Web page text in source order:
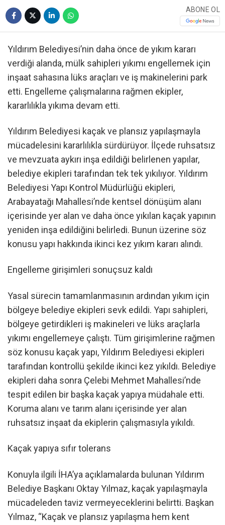
ABONE OL
Yıldırım Belediyesi’nin daha önce de yıkım kararı
verdiği alanda, mülk sahipleri yıkımı engellemek için
inşaat sahasına lüks araçları ve iş makinelerini park
etti. Engelleme çalışmalarına rağmen ekipler,
kararlılıkla yıkıma devam etti.
Yıldırım Belediyesi kaçak ve plansız yapılaşmayla
mücadelesini kararlılıkla sürdürüyor. İlçede ruhsatsız
ve mevzuata aykırı inşa edildiği belirlenen yapılar,
belediye ekipleri tarafından tek tek yıkılıyor. Yıldırım
Belediyesi Yapı Kontrol Müdürlüğü ekipleri,
Arabayatağı Mahallesi’nde kentsel dönüşüm alanı
içerisinde yer alan ve daha önce yıkılan kaçak yapının
yeniden inşa edildiğini belirledi. Bunun üzerine söz
konusu yapı hakkında ikinci kez yıkım kararı alındı.
Engelleme girişimleri sonuçsuz kaldı
Yasal sürecin tamamlanmasının ardından yıkım için
bölgeye belediye ekipleri sevk edildi. Yapı sahipleri,
bölgeye getirdikleri iş makineleri ve lüks araçlarla
yıkımı engellemeye çalıştı. Tüm girişimlerine rağmen
söz konusu kaçak yapı, Yıldırım Belediyesi ekipleri
tarafından kontrollü şekilde ikinci kez yıkıldı. Belediye
ekipleri daha sonra Çelebi Mehmet Mahallesi’nde
tespit edilen bir başka kaçak yapıya müdahale etti.
Koruma alanı ve tarım alanı içerisinde yer alan
ruhsatsız inşaat da ekiplerin çalışmasıyla yıkıldı.
Kaçak yapıya sıfır tolerans
Konuyla ilgili İHA’ya açıklamalarda bulunan Yıldırım
Belediye Başkanı Oktay Yılmaz, kaçak yapılaşmayla
mücadeleden taviz vermeyeceklerini belirtti. Başkan
Yılmaz, “Kaçak ve plansız yapılaşma hem kent